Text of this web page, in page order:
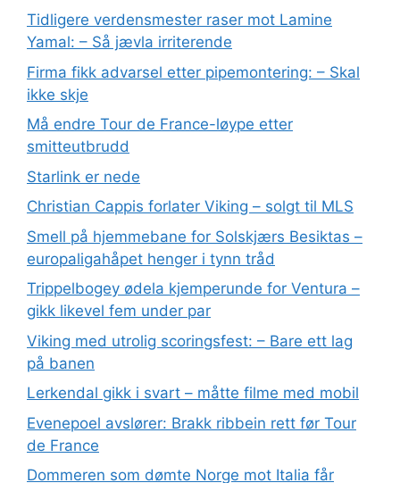
Tidligere verdensmester raser mot Lamine
Yamal: – Så jævla irriterende
Firma fikk advarsel etter pipemontering: – Skal
ikke skje
Må endre Tour de France-løype etter
smitteutbrudd
Starlink er nede
Christian Cappis forlater Viking – solgt til MLS
Smell på hjemmebane for Solskjærs Besiktas –
europaligahåpet henger i tynn tråd
Trippelbogey ødela kjemperunde for Ventura –
gikk likevel fem under par
Viking med utrolig scoringsfest: – Bare ett lag
på banen
Lerkendal gikk i svart – måtte filme med mobil
Evenepoel avslører: Brakk ribbein rett før Tour
de France
Dommeren som dømte Norge mot Italia får